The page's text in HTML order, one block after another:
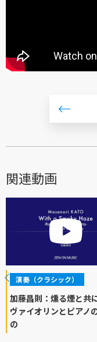
関連動画
演奏（クラシック）
加藤昌則：燻る煙と共
ヴァイオリンとピアノ
の